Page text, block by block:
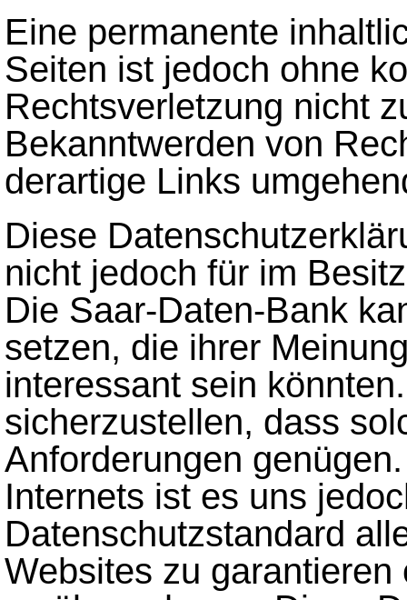
Eine permanente
Seiten ist jedoch ohne
Rechtsverletzung nicht
Bekanntwerden von
derartige Links
Diese
nicht jedoch für im
Die Saar-Daten-Bank
setzen, die ihrer
interessant sein
sicherzustellen, dass
Anforderungen
Internets ist es uns
Datenschutzstandard
Websites zu